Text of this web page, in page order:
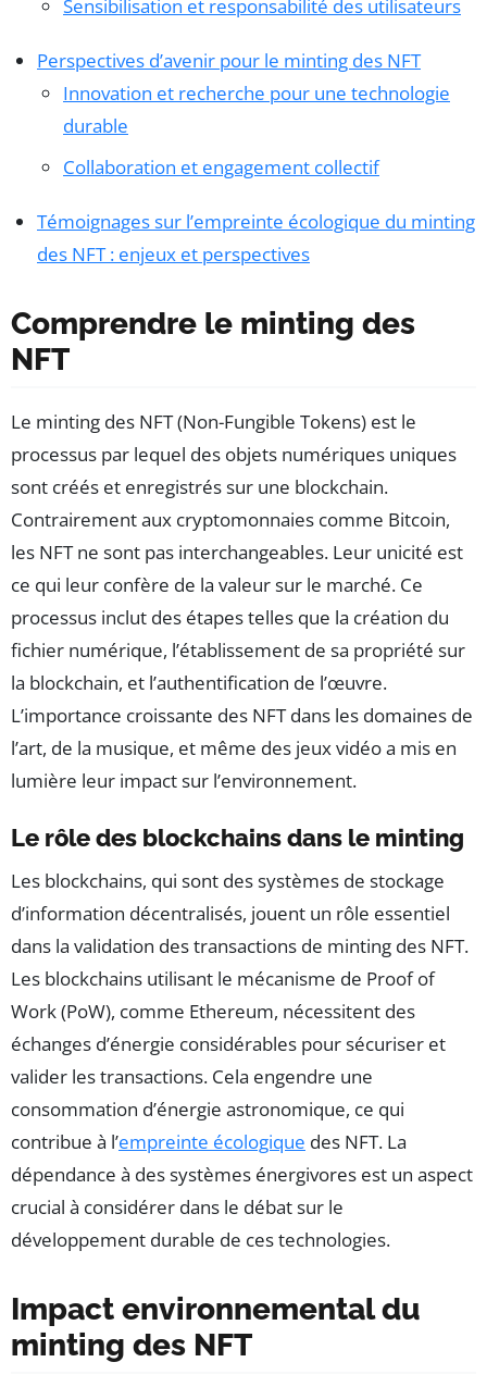
Sensibilisation et responsabilité des utilisateurs
Perspectives d’avenir pour le minting des NFT
Innovation et recherche pour une technologie
durable
Collaboration et engagement collectif
Témoignages sur l’empreinte écologique du minting
des NFT : enjeux et perspectives
Comprendre le minting des
NFT
Le minting des NFT (Non-Fungible Tokens) est le
processus par lequel des objets numériques uniques
sont créés et enregistrés sur une blockchain.
Contrairement aux cryptomonnaies comme Bitcoin,
les NFT ne sont pas interchangeables. Leur unicité est
ce qui leur confère de la valeur sur le marché. Ce
processus inclut des étapes telles que la création du
fichier numérique, l’établissement de sa propriété sur
la blockchain, et l’authentification de l’œuvre.
L’importance croissante des NFT dans les domaines de
l’art, de la musique, et même des jeux vidéo a mis en
lumière leur impact sur l’environnement.
Le rôle des blockchains dans le minting
Les blockchains, qui sont des systèmes de stockage
d’information décentralisés, jouent un rôle essentiel
dans la validation des transactions de minting des NFT.
Les blockchains utilisant le mécanisme de Proof of
Work (PoW), comme Ethereum, nécessitent des
échanges d’énergie considérables pour sécuriser et
valider les transactions. Cela engendre une
consommation d’énergie astronomique, ce qui
contribue à l’empreinte écologique des NFT. La
dépendance à des systèmes énergivores est un aspect
crucial à considérer dans le débat sur le
développement durable de ces technologies.
Impact environnemental du
minting des NFT